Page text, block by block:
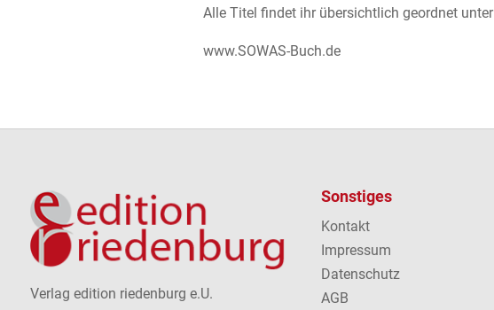
Alle Titel findet ihr übersichtlich geordnet
www.SOWAS-Buch.de
Verlag edition riedenburg e.U.
Sonstiges
Kontakt
Impressum
Datenschutz
AGB